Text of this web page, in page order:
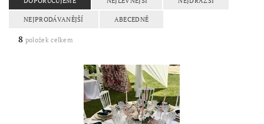
NEJPRODÁVANĚJŠÍ ABECEDNĚ
8 položek celkem